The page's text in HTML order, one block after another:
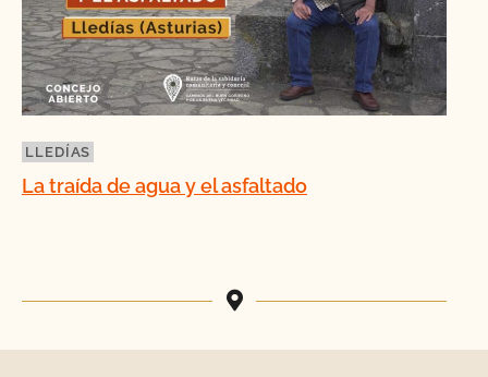
LLEDÍAS
La traída de agua y el asfaltado